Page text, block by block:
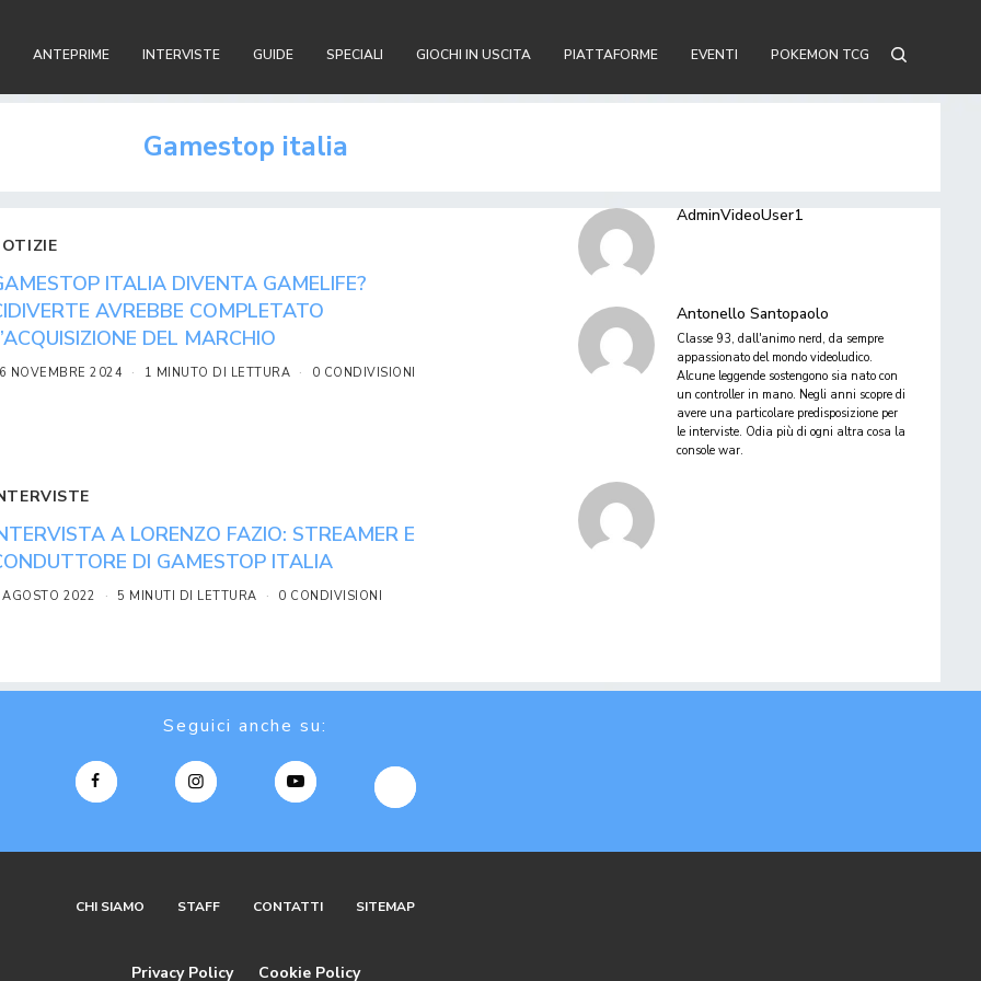
ANTEPRIME INTERVISTE GUIDE SPECIALI GIOCHI IN USCITA PIATTAFORME EVENTI POKEMON TCG
Gamestop italia
ITALIA DIVENTA GAMELIFE?
AVREBBE COMPLETATO
DEL MARCHIO
NOVEMBRE 2024 1 MINUTO DI LETTURA 0 CONDIVISIONI
A LORENZO FAZIO: STREAMER E
DI GAMESTOP ITALIA
2022 5 MINUTI DI LETTURA 0 CONDIVISIONI
AdminVideoUser1
Antonello Santopaolo
Classe 93, dall'animo nerd, da sempre
appassionato del mondo videoludico.
Alcune leggende sostengono sia nato con
un controller in mano. Negli anni scopre di
avere una particolare predisposizione per
le interviste. Odia più di ogni altra cosa la
console war.
Seguici anche su:
CHI SIAMO STAFF CONTATTI SITEMAP
Privacy Policy Cookie Policy